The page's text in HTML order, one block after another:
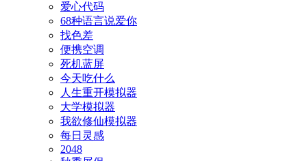
爱心代码
68种语言说爱你
找色差
便携空调
死机蓝屏
今天吃什么
人生重开模拟器
大学模拟器
我欲修仙模拟器
每日灵感
2048